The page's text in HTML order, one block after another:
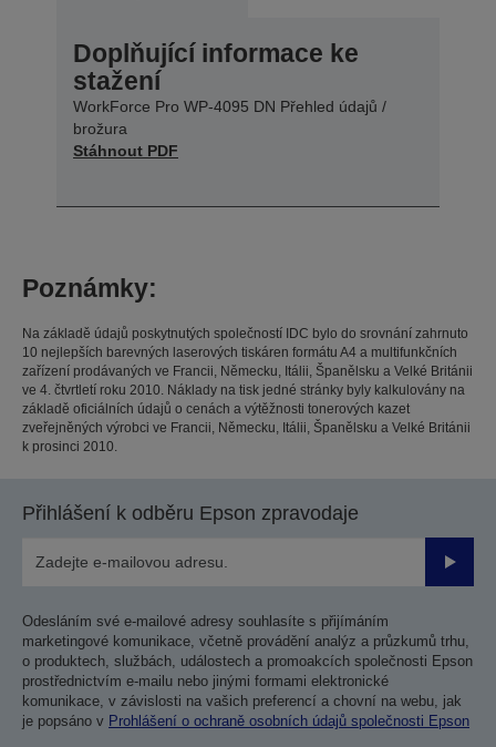
Doplňující informace ke
stažení
WorkForce Pro WP-4095 DN Přehled údajů /
brožura
Stáhnout PDF
Poznámky:
Na základě údajů poskytnutých společností IDC bylo do srovnání zahrnuto
10 nejlepších barevných laserových tiskáren formátu A4 a multifunkčních
zařízení prodávaných ve Francii, Německu, Itálii, Španělsku a Velké Británii
ve 4. čtvrtletí roku 2010. Náklady na tisk jedné stránky byly kalkulovány na
základě oficiálních údajů o cenách a výtěžnosti tonerových kazet
zveřejněných výrobci ve Francii, Německu, Itálii, Španělsku a Velké Británii
k prosinci 2010.
Přihlášení k odběru Epson zpravodaje
Odesláním své e-mailové adresy souhlasíte s přijímáním
marketingové komunikace, včetně provádění analýz a průzkumů trhu,
o produktech, službách, událostech a promoakcích společnosti Epson
prostřednictvím e-mailu nebo jinými formami elektronické
komunikace, v závislosti na vašich preferencí a chovní na webu, jak
je popsáno v Prohlášení o ochraně osobních údajů společnosti Epson